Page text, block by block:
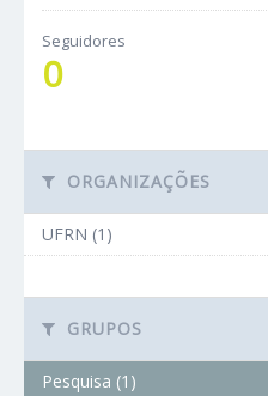
Seguidores
0
ORGANIZAÇÕES
UFRN (1)
GRUPOS
Pesquisa (1)